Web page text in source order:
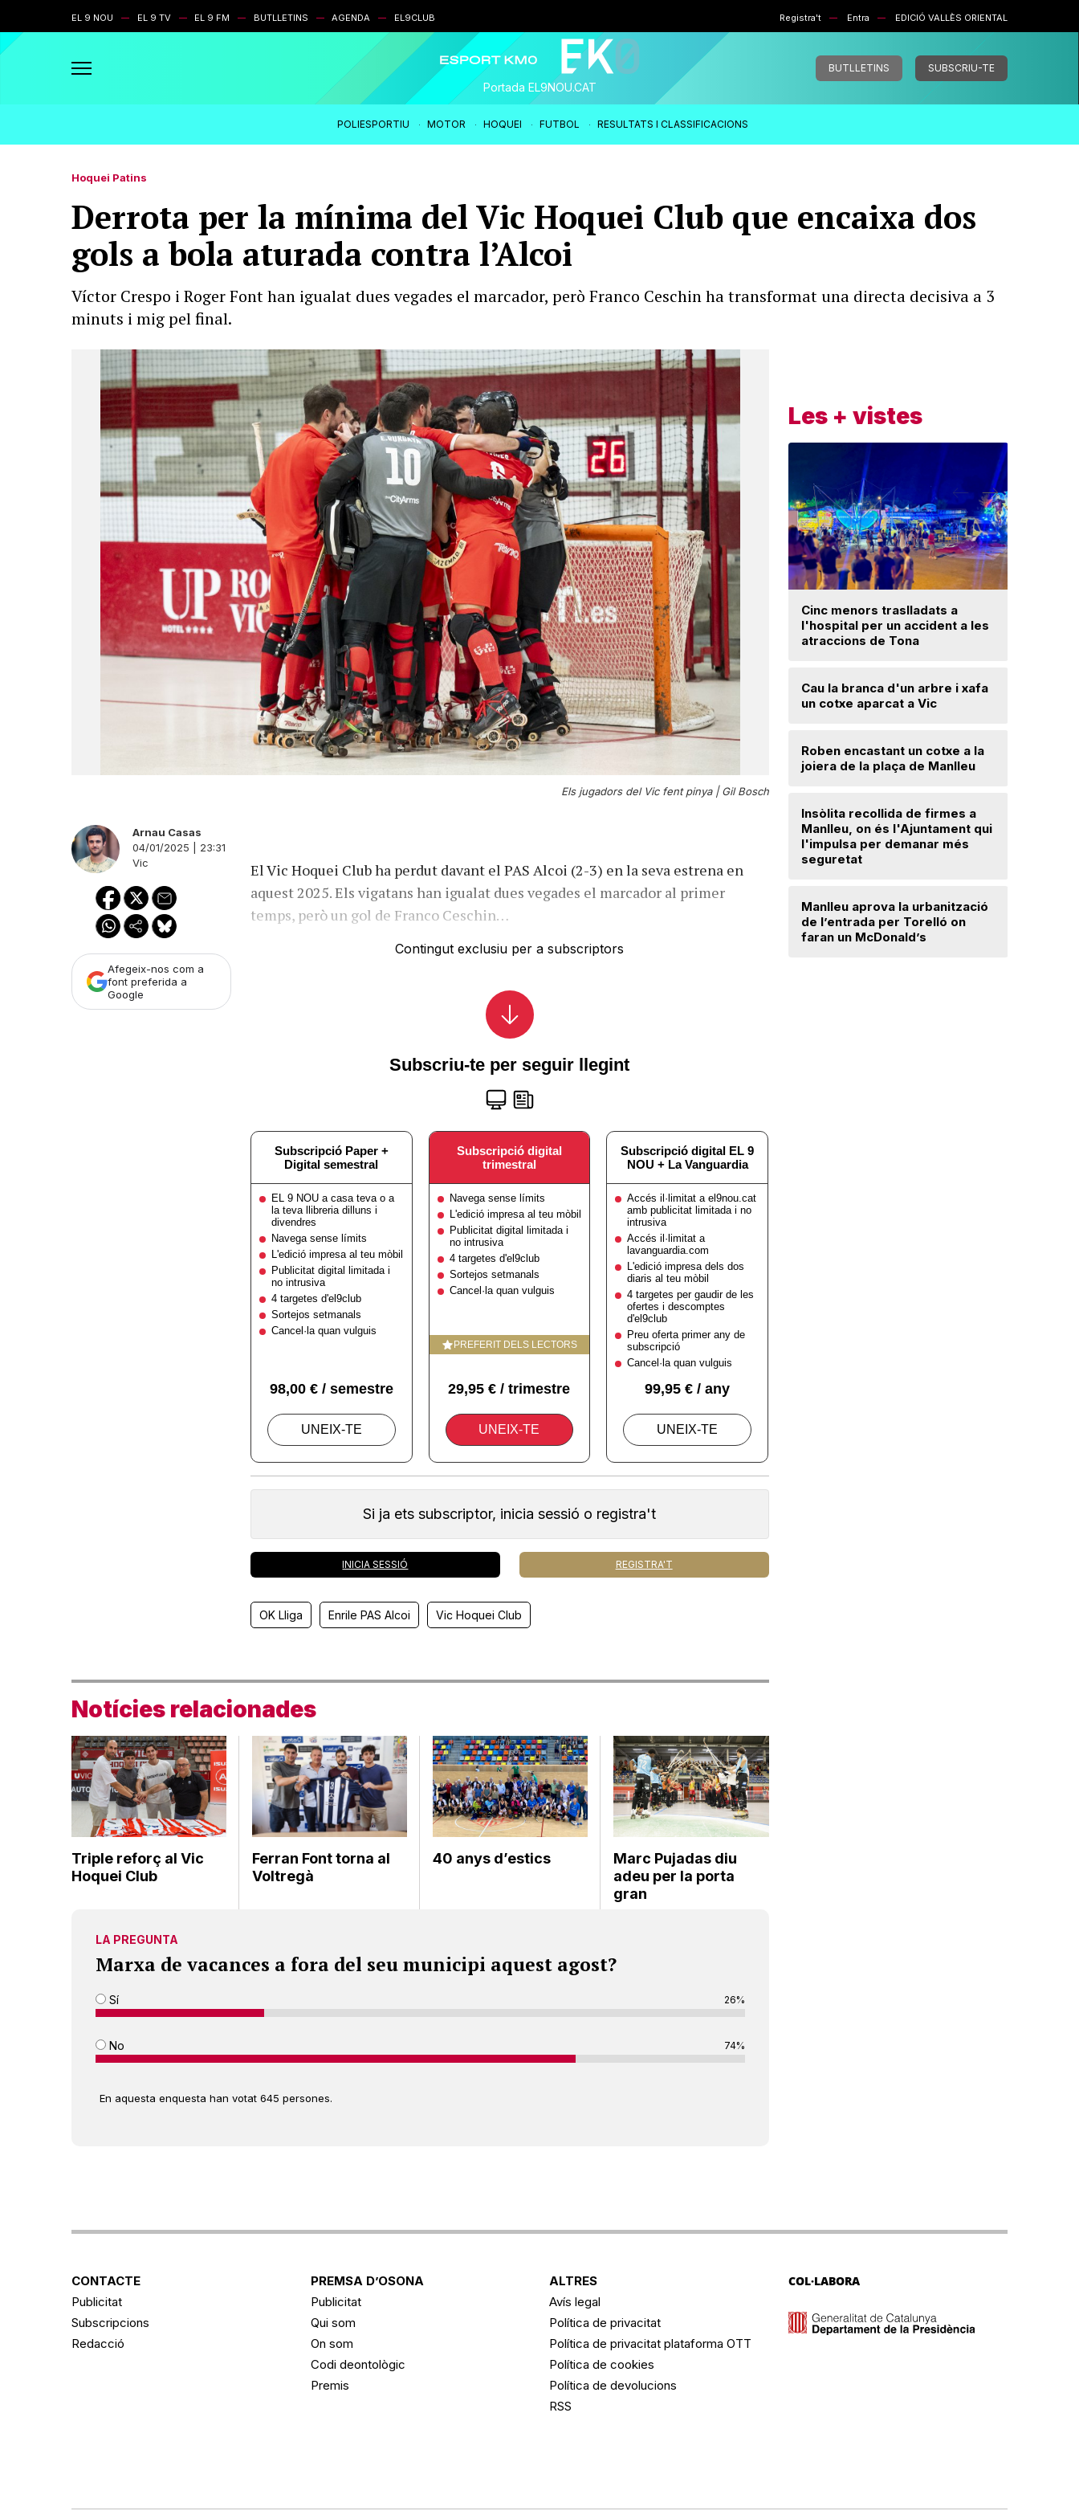
EL 9 NOU EL 9 TV EL 9 FM BUTLLETINS AGENDA EL9CLUB Registra't Entra EDICIÓ VALLÈS ORIENTAL
Portada EL9NOU.CAT
BUTLLETINS SUBSCRIU-TE
POLIESPORTIU MOTOR HOQUEI FUTBOL RESULTATS I CLASSIFICACIONS
Hoquei Patins
Derrota per la mínima del Vic Hoquei Club que encaixa dos
gols a bola aturada contra l’Alcoi
Víctor Crespo i Roger Font han igualat dues vegades el marcador, però Franco Ceschin ha transformat una directa decisiva a 3
minuts i mig pel final.
Els jugadors del Vic fent pinya |Gil Bosch
Arnau Casas
04/01/2025 | 23:31
Vic
Afegeix-nos com a
font preferida a
Google
El Vic Hoquei Club ha perdut davant el PAS Alcoi (2-3) en la seva estrena en
aquest 2025. Els vigatans han igualat dues vegades el marcador al primer
temps, però un gol de Franco Ceschin…
Contingut exclusiu per a subscriptors
Si ja ets subscriptor, inicia sessió o registra't
INICIA SESSIÓ REGISTRA'T
OK Lliga Enrile PAS Alcoi Vic Hoquei Club
Notícies relacionades
Triple reforç al Vic
Hoquei Club
Ferran Font torna al
Voltregà
40 anys d’estics
Marc Pujadas diu
adeu per la porta
gran
LA PREGUNTA
Marxa de vacances a fora del seu municipi aquest agost?
Sí 26%
No 74%
En aquesta enquesta han votat 645 persones.
Les + vistes
Cinc menors traslladats a
l'hospital per un accident a les
atraccions de Tona
Cau la branca d'un arbre i xafa
un cotxe aparcat a Vic
Roben encastant un cotxe a la
joiera de la plaça de Manlleu
Insòlita recollida de firmes a
Manlleu, on és l'Ajuntament qui
l'impulsa per demanar més
seguretat
Manlleu aprova la urbanització
de l’entrada per Torelló on
faran un McDonald’s
CONTACTE
Publicitat
Subscripcions
Redacció
PREMSA D’OSONA
Publicitat
Qui som
On som
Codi deontològic
Premis
ALTRES
Avís legal
Política de privacitat
Política de privacitat plataforma OTT
Política de cookies
Política de devolucions
RSS
COL·LABORA